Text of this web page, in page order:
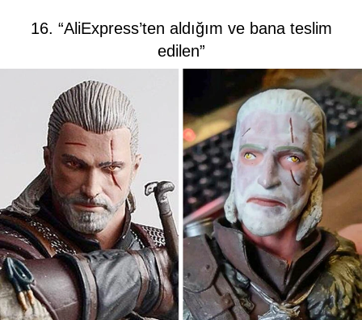
16. “AliExpress’ten aldığım ve bana teslim
edilen”